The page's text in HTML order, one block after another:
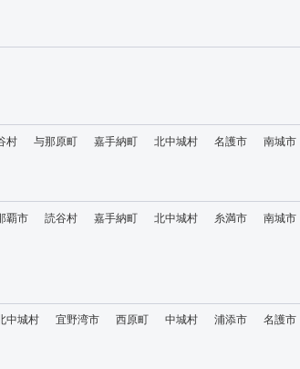
村 与那原町 嘉手納町 北中城村 名護市 南城市
覇市 読谷村 嘉手納町 北中城村 糸満市
南城市
中城村 宜野湾市 西原町 中城村 浦添市
名護市